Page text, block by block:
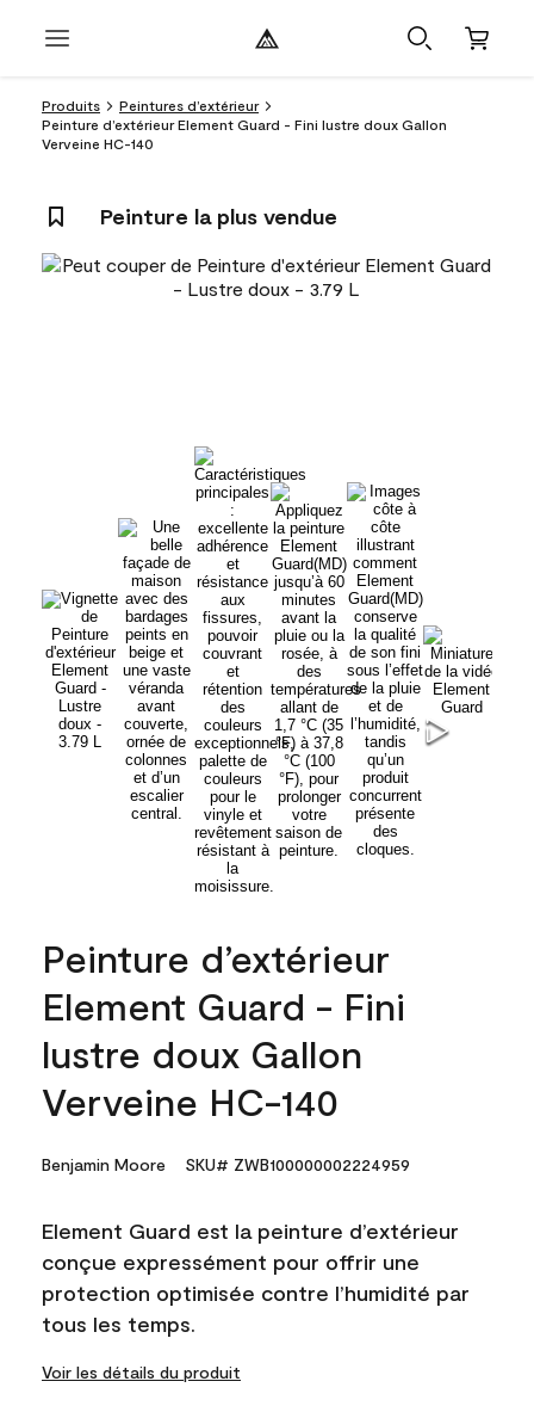
Produits
Peintures d’extérieur
Peinture d’extérieur Element Guard - Fini lustre doux Gallon
Verveine HC-140
Peinture la plus vendue
Peinture d’extérieur
Element Guard - Fini
lustre doux Gallon
Verveine HC-140
Benjamin Moore SKU# ZWB100000002224959
Element Guard est la peinture d’extérieur
conçue expressément pour offrir une
protection optimisée contre l’humidité par
tous les temps.
Voir les détails du produit